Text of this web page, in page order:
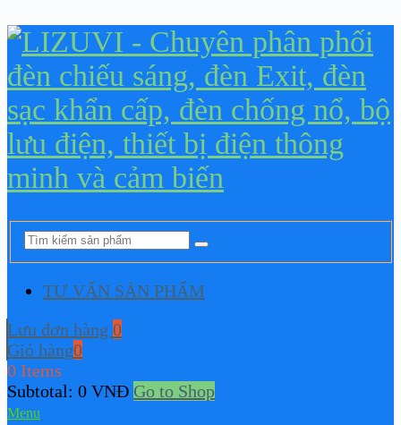
TƯ VẤN SẢN PHẨM
Lưu đơn hàng 0
Giỏ hàng0
0 Items
Subtotal: 0 VNĐ Go to Shop
Menu